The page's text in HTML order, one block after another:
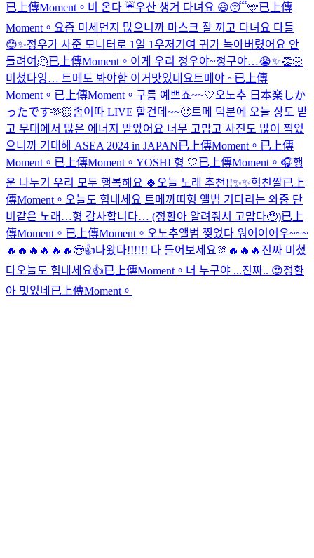
已上傳Moment。 비 온다 ☔️우산 챙겨 다녀요 😃😴🩵已上傳
Moment。 요즘 미세먼지 많으니까 마스크 잘 끼고 다녀요 다들
😊✨정우가 사준 모니터로 1일 1우저기여 귀가 녹아버렸어요 안
들려여🫠已上傳Moment。 이게 우리 정우야~정구야…😭✨👏🏻
미쳤다잉… 트메도 봐야함 이거 맛있네요 트메야 ~已上傳
Moment。 已上傳Moment。 구름 예쁘죠~~🤍 오노추 日本楽しか
ったです🫶🏻좀이따 LIVE 할건데~~🙂트메 덕분에 오늘 상도 받
고 무대에서 많은 에너지 받았어요 너무 고맙고 사진도 많이 찍었
으니까 기대해 ASEA 2024 in JAPAN已上傳Moment。 已上傳
Moment。 已上傳Moment。 YOSHI 형 🤍已上傳Moment。 🎧행
운 나누기 우리 모두 행복해요 🍀 오늘 노래 추천!!✨✨혁친짤已上
傳Moment。 오늘도 힘내세요 트메 까띠형 앨범 기다리는 와중 단
비같은 노래…형 감사합니다… (정환아 알려줘서 고맙다🥹)已上
傳Moment。 已上傳Moment。 오노추앨범 찢었다 워어어어우~~~
🔥🔥🔥🔥🔥🔥😎👍나왔다!!!!!! 다 들어보세요🫶 🔥🔥🔥진짜 미쳤
다오늘도 힘내세요👍已上傳Moment。 너 누구야 ...진짜.. 😍정환
아 멋있네 已上傳Moment。